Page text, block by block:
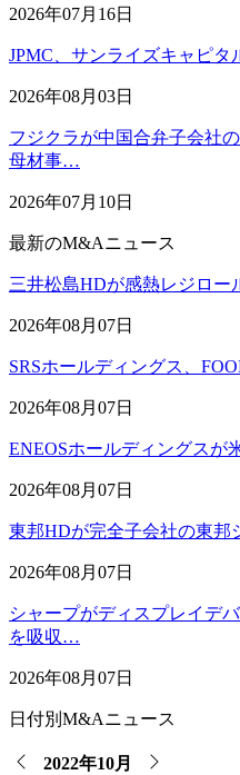
2026年07月16日
JPMC、サンライズキャピ
2026年08月03日
フジクラが中国合弁子会社
母材事…
2026年07月10日
最新のM&Aニュース
三井松島HDが感熱レジロー
2026年08月07日
SRSホールディングス、
2026年08月07日
ENEOSホールディングスが
2026年08月07日
東邦HDが完全子会社の東邦
2026年08月07日
シャープがディスプレイデ
を吸収…
2026年08月07日
日付別M&Aニュース
2022年10月